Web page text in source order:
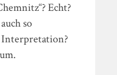
Echt?
so
Interpretation?